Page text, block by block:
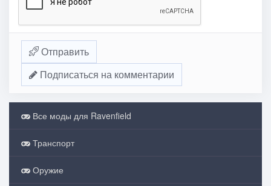
Отправить
Подписаться на комментарии
Все моды для Ravenfield
Транспорт
Оружие